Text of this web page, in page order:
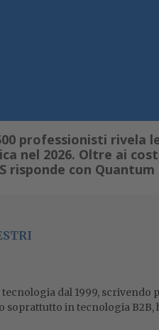
professionisti rivela
nel 2026. Oltre ai
risponde con Quantum
dal 1999, scrivendo
soprattutto in tecnologia B2B,